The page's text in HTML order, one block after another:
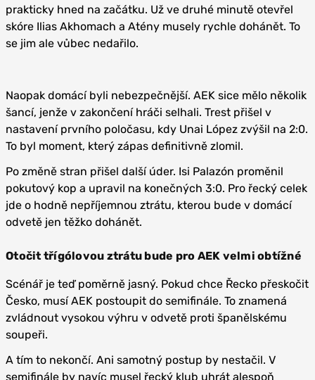
prakticky hned na začátku. Už ve druhé minutě otevřel
skóre Ilias Akhomach a Atény musely rychle dohánět. To
se jim ale vůbec nedařilo.
Naopak domácí byli nebezpečnější. AEK sice mělo několik
šancí, jenže v zakončení hráči selhali. Trest přišel v
nastavení prvního poločasu, kdy Unai López zvýšil na 2:0.
To byl moment, který zápas definitivně zlomil.
Po změně stran přišel další úder. Isi Palazón proměnil
pokutový kop a upravil na konečných 3:0. Pro řecký celek
jde o hodně nepříjemnou ztrátu, kterou bude v domácí
odvetě jen těžko dohánět.
Otočit třígólovou ztrátu bude pro AEK velmi obtížné
Scénář je teď poměrně jasný. Pokud chce Řecko přeskočit
Česko, musí AEK postoupit do semifinále. To znamená
zvládnout vysokou výhru v odvetě proti španělskému
soupeři.
A tím to nekončí. Ani samotný postup by nestačil. V
semifinále by navíc musel řecký klub uhrát alespoň